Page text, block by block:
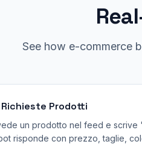
See how e-commerce
Prodotti
un prodotto nel feed e scrive
risponde con prezzo, taglie,